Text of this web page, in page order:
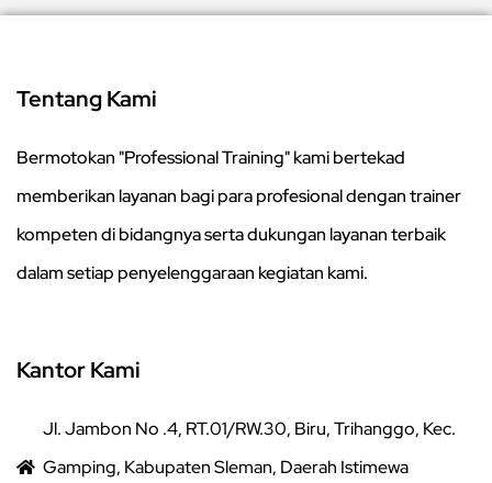
Tentang Kami
Bermotokan "Professional Training" kami bertekad
memberikan layanan bagi para profesional dengan trainer
kompeten di bidangnya serta dukungan layanan terbaik
dalam setiap penyelenggaraan kegiatan kami.
Kantor Kami
Jl. Jambon No .4, RT.01/RW.30, Biru, Trihanggo, Kec.
Gamping, Kabupaten Sleman, Daerah Istimewa